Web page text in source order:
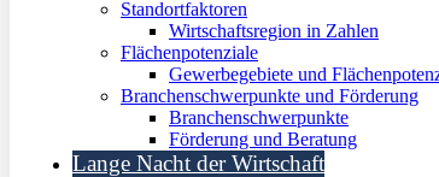
Standortfaktoren
Wirtschaftsregion in Zahlen
Flächenpotenziale
Gewerbegebiete und
Branchenschwerpunkte und Förderung
Branchenschwerpunkte
Förderung und Beratung
Lange Nacht der Wirtschaft